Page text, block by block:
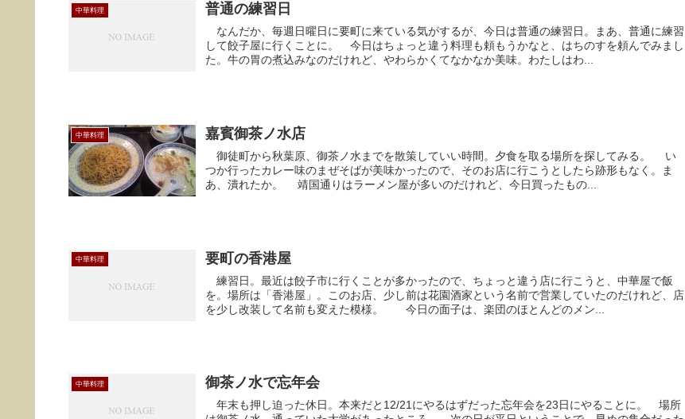
中華料理 普通の練習日
なんだか、毎週日曜日に要町に来ている気がするが、今日は普通の練習日。まあ、普通に練習
して餃子屋に行くことに。 今日はちょっと違う料理も頼もうかなと、はちのすを頼んでみまし
た。牛の胃の煮込みなのだけれど、やわらかくてなかなか美味。わたしはわ...
中華料理 嘉賓御茶ノ水店
御徒町から秋葉原、御茶ノ水までを散策していい時間。夕食を取る場所を探してみる。 い
つか行ったカレー味のまぜそばが美味かったので、そのお店に行こうとしたら跡形もなく。ま
あ、潰れたか。 靖国通りはラーメン屋が多いのだけれど、今日買ったもの...
中華料理 要町の香港屋
練習日。最近は餃子市に行くことが多かったので、ちょっと違う店に行こうと、中華屋で飯
を。場所は「香港屋」。このお店、少し前は花園酒家という名前で営業していたのだけれど、店
を少し改装して名前も変えた模様。 今日の面子は、楽団のほとんどのメン...
中華料理 御茶ノ水で忘年会
年末も押し迫った休日。本来だと12/21にやるはずだった忘年会を23日にやることに。 場所